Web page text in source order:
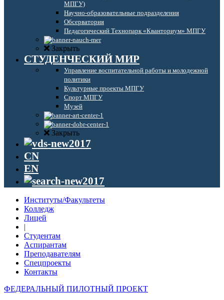
МПГУ)
Научно-образовательные подразделения
Обсерватория
Педагогический Технопарк «Кванториум» МПГУ
Закрыть
СТУДЕНЧЕСКИЙ МИР
Управление воспитательной работы и молодежной
политики
Культурные проекты МПГУ
Спорт МПГУ
Музей
Закрыть
CN
EN
Институты/Факультеты
Колледж
Лицей
|
Студентам
Аспирантам
Преподавателям
Спецпроекты
Контакты
ФЕДЕРАЛЬНЫЙ ПИЛОТНЫЙ ПРОЕКТ